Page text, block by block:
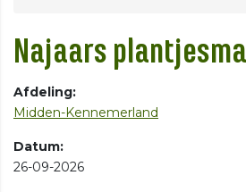
Najaars
Afdeling:
Midden-Kennemerland
Datum:
26-09-2026